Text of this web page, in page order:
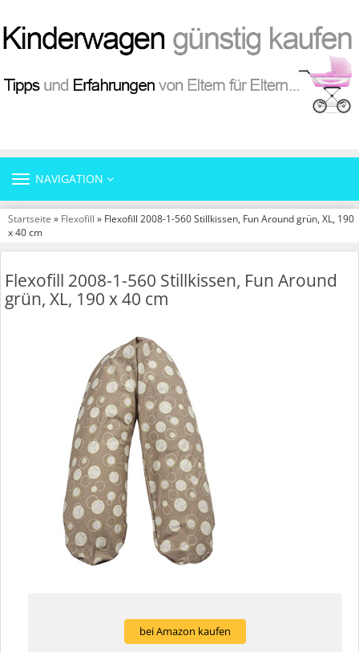
TOGGLE
NAVIGATION
Startseite » Flexofill » Flexofill 2008-1-560 Stillkissen, Fun Around grün, XL, 190
x 40 cm
Flexofill 2008-1-560 Stillkissen, Fun Around
grün, XL, 190 x 40 cm
bei Amazon kaufen